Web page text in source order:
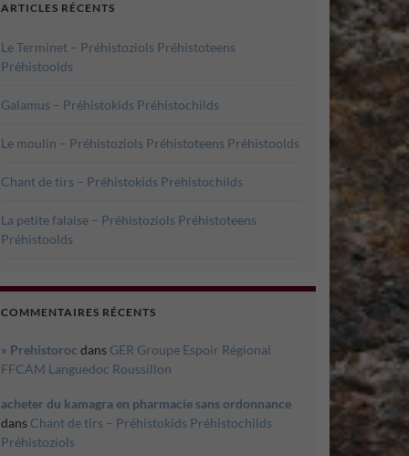
ARTICLES RÉCENTS
Le Terminet – Préhistoziols Préhistoteens
Préhistoolds
Galamus – Préhistokids Préhistochilds
Le moulin – Préhistoziols Préhistoteens Préhistoolds
Chant de tirs – Préhistokids Préhistochilds
La petite falaise – Préhistoziols Préhistoteens
Préhistoolds
COMMENTAIRES RÉCENTS
» Prehistoroc dans GER Groupe Espoir Régional
FFCAM Languedoc Roussillon
acheter du kamagra en pharmacie sans ordonnance
dans Chant de tirs – Préhistokids Préhistochilds
Préhistoziols